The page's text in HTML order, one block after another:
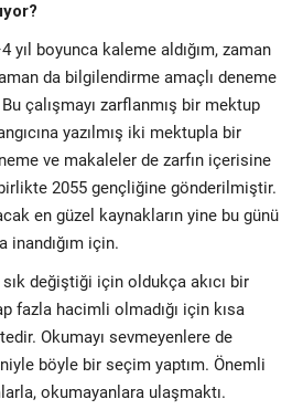
yıl boyunca kaleme aldığım, zaman
da bilgilendirme amaçlı deneme
çalışmayı zarflanmış bir mektup
yazılmış iki mektupla bir
ve makaleler de zarfın içerisine
2055 gençliğine gönderilmiştir.
en güzel kaynakların yine bu günü
inandığım için.
değiştiği için oldukça akıcı bir
fazla hacimli olmadığı için kısa
Okumayı sevmeyenlere de
böyle bir seçim yaptım. Önemli
okumayanlara ulaşmaktı.